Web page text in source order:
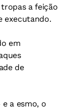
a feição
executando.
em
de
a esmo, o